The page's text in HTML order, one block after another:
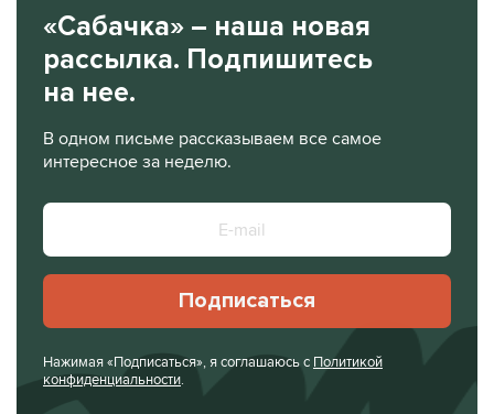
«Сабачка» – наша новая
рассылка. Подпишитесь
на нее.
В одном письме рассказываем все самое
интересное за неделю.
Подписаться
Нажимая «Подписаться», я соглашаюсь с Политикой
конфиденциальности.